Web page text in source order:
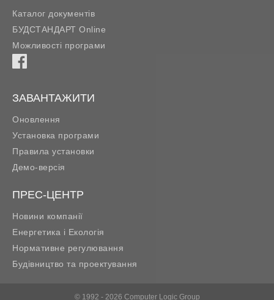
Каталог документів
БУДСТАНДАРТ Online
Можливості програми
ЗАВАНТАЖИТИ
Оновлення
Установка програми
Правила установки
Демо-версія
ПРЕС-ЦЕНТР
Новини компанії
Енергетика і Екологія
Нормативне регулювання
Будівництво та проектування
© 1992 - 2026 Computer Logic Group